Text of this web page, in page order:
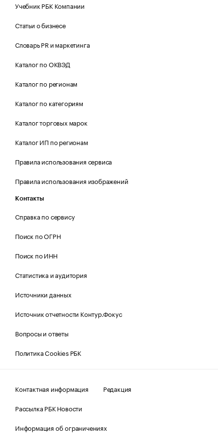
Учебник РБК Компании
Статьи о бизнесе
Словарь PR и маркетинга
Каталог по ОКВЭД
Каталог по регионам
Каталог по категориям
Каталог торговых марок
Каталог ИП по регионам
Правила использования сервиса
Правила использования изображений
Контакты
Справка по сервису
Поиск по ОГРН
Поиск по ИНН
Статистика и аудитория
Источники данных
Источник отчетности Контур.Фокус
Вопросы и ответы
Политика Cookies РБК
Контактная информация
Редакция
Рассылка РБК Новости
Информация об ограничениях